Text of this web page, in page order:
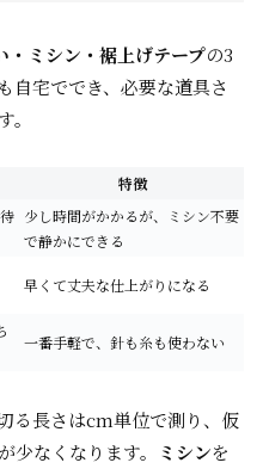
・ミシン・裾上げテープの3
自宅ででき、必要な道具さ
特徴
少し時間がかかるが、ミシン不要
で静かにできる
早くて丈夫な仕上がりになる
一番手軽で、針も糸も使わない
る長さはcm単位で測り、仮
少なくなります。
ミシンを